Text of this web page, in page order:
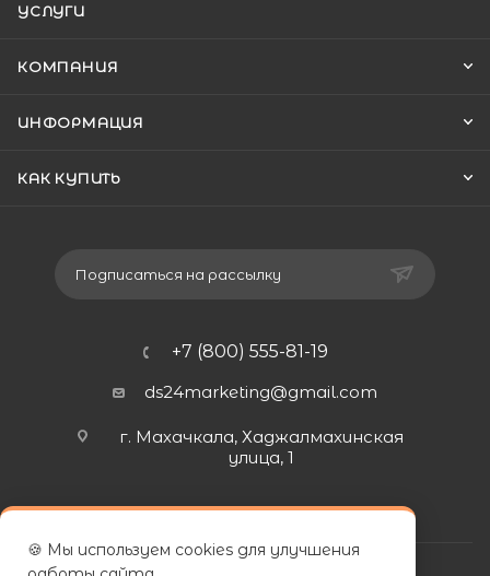
УСЛУГИ
КОМПАНИЯ
ИНФОРМАЦИЯ
КАК КУПИТЬ
Подписаться на рассылку
+7 (800) 555-81-19
ds24marketing@gmail.com
г. Махачкала, Хаджалмахинская
улица, 1
🍪 Мы используем cookies для улучшения